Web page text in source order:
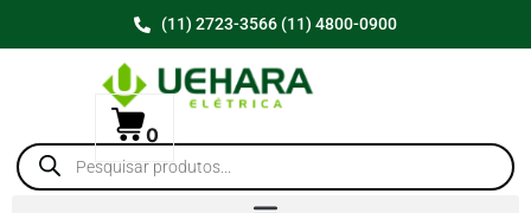
(11) 2723-3566 (11) 4800-0900
0